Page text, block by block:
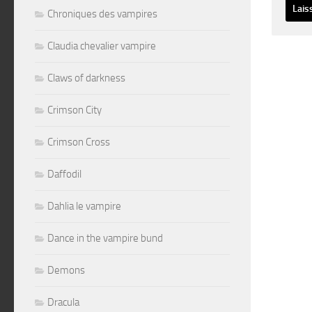
Chroniques des vampires
Claudia chevalier vampire
Claws of darkness
Crimson City
Crimson Cross
Daffodil
Dahlia le vampire
Dance in the vampire bund
Demons
Dracula